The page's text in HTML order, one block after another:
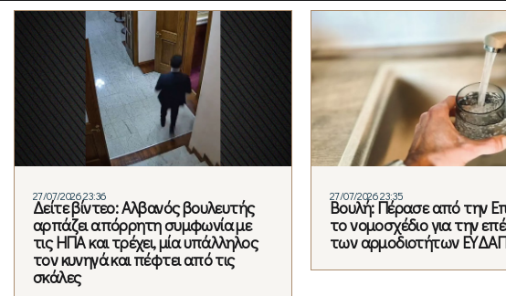
27/07/2026 23:36
Δείτε βίντεο: Αλβανός βουλευτής
αρπάζει απόρρητη συμφωνία με
τις ΗΠΑ και τρέχει, μία υπάλληλος
τον κυνηγά και πέφτει από τις
σκάλες
27/07/2026 23:35
Βουλή: Πέρασε από την
το νομοσχέδιο για την
των αρμοδιοτήτων